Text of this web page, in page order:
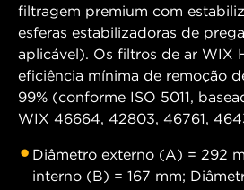
filtragem premium com
esferas estabilizadoras de
aplicável). Os filtros de ar WIX
eficiência mínima de remoção
99% (conforme ISO 5011,
WIX 46664, 42803, 46761,
Diâmetro externo (A) = 292
interno (B) = 167 mm;